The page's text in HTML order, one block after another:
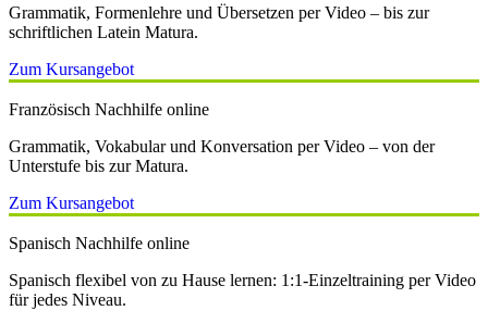
Grammatik, Formenlehre und Übersetzen per Video – bis zur
schriftlichen Latein Matura.
Zum Kursangebot
Französisch Nachhilfe online
Grammatik, Vokabular und Konversation per Video – von der
Unterstufe bis zur Matura.
Zum Kursangebot
Spanisch Nachhilfe online
Spanisch flexibel von zu Hause lernen: 1:1-Einzeltraining per Video
für jedes Niveau.